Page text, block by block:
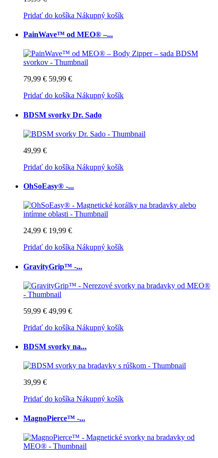
Pridať do košíka Nákupný košík
PainWave™ od MEO® –...
79,99 € 59,99 €
Pridať do košíka Nákupný košík
BDSM svorky Dr. Sado
49,99 €
Pridať do košíka Nákupný košík
OhSoEasy® -...
24,99 € 19,99 €
Pridať do košíka Nákupný košík
GravityGrip™ -...
59,99 € 49,99 €
Pridať do košíka Nákupný košík
BDSM svorky na...
39,99 €
Pridať do košíka Nákupný košík
MagnoPierce™ -...